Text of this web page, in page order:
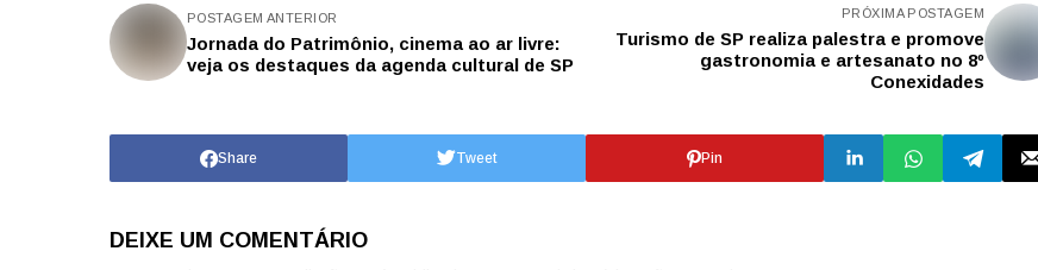
POSTAGEM ANTERIOR
Jornada do Patrimônio, cinema ao ar livre:
veja os destaques da agenda cultural de SP
PRÓXIMA POSTAGEM
Turismo de SP realiza palestra e promove
gastronomia e artesanato no 8º
Conexidades
Share Tweet Pin
DEIXE UM COMENTÁRIO